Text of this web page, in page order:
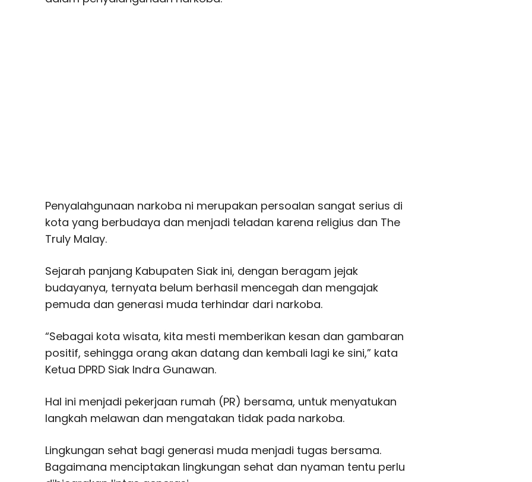
Penyalahgunaan narkoba ni merupakan persoalan sangat serius di
kota yang berbudaya dan menjadi teladan karena religius dan The
Truly Malay.
Sejarah panjang Kabupaten Siak ini, dengan beragam jejak
budayanya, ternyata belum berhasil mencegah dan mengajak
pemuda dan generasi muda terhindar dari narkoba.
“Sebagai kota wisata, kita mesti memberikan kesan dan gambaran
positif, sehingga orang akan datang dan kembali lagi ke sini,” kata
Ketua DPRD Siak Indra Gunawan.
Hal ini menjadi pekerjaan rumah (PR) bersama, untuk menyatukan
langkah melawan dan mengatakan tidak pada narkoba.
Lingkungan sehat bagi generasi muda menjadi tugas bersama.
Bagaimana menciptakan lingkungan sehat dan nyaman tentu perlu